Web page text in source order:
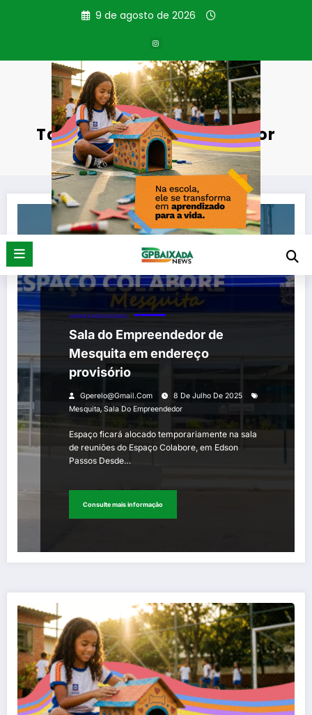
9 de agosto de 2026
Tag: Sala do Empreendedor
Página inicial Sala do Empreendedor
EMPREENDEDORISMO
Sala do Empreendedor de
Mesquita em endereço
provisório
Gperelo@gmail.com
8 De Julho De 2025
Mesquita, Sala Do Empreendedor
Espaço ficará alocado temporariamente na sala
de reuniões do Espaço Colabore, em Edson
Passos Desde…
Consulte mais informação